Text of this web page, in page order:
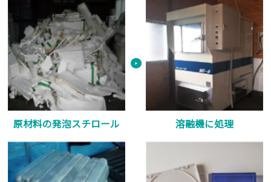
原材料の発泡スチロール 溶融機に処理